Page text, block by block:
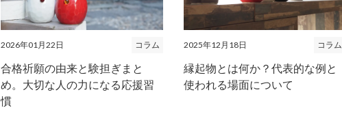
2026年01月22日 コラム
合格祈願の由来と験担ぎまと
め。大切な人の力になる応援習
慣
2025年12月18日 コラム
縁起物とは何か？代表的な例と
使われる場面について